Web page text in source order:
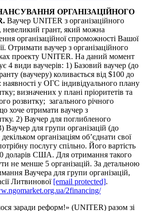
ОРГАНІЗАЦІЙНОГО
Ваучер UNITER з організаційного
невеликий грант, який можна
організаційної спроможності Вашої
Отримати ваучер з організаційного
проекту UNITER. На даний момент
4 види ваучерів: 1) Базовий ваучер (до
(ваучеру) коливається від $100 до
наявності у ОГС індивідуального плану
визначених у плані пріоритетів та
розвитку; загального річного
хоче отримати ваучер з
2) Ваучер для поглибленого
Ваучер для групи організацій (до
організаціям об’єднати свої
послугу спільно. Його вартість
доларів США. Для отримання такого
не менше 5 організацій. За детальною
Ваучера для групи організацій,
Литвинової [email protected].
2financing/
заради реформ!» (UNITER) разом зі